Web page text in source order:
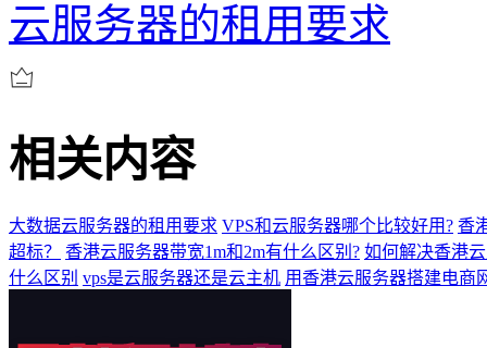
云服务器的租用要求
相关内容
大数据云服务器的租用要求 VPS和云服务器哪个比较好用? 香
超标？
香港云服务器带宽1m和2m有什么区别? 如何解决香港
什么区别 vps是云服务器还是云主机 用香港云服务器搭建电商